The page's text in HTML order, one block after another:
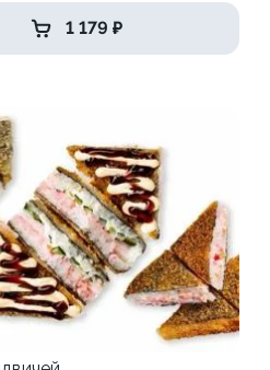
1 179 ₽